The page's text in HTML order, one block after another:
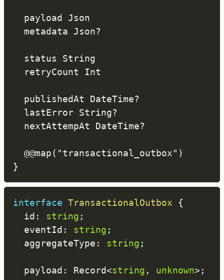
  payload Json
  metadata Json?
  status String
  retryCount Int
  publishedAt DateTime?
  lastError String?
  nextAttempAt DateTime?
  @@map("transactional_outbox")
interface TransactionalOutbox
{
  id
: string ;
  eventId
: string ;
  aggregateType
: string ;
  payload
: Record<string , unknown> ;